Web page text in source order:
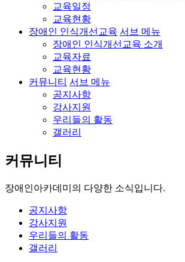
교육일정
교육현황
장애인 인식개선교육 서브 메뉴
장애인 인식개선교육 소개
교육자료
교육현황
커뮤니티 서브 메뉴
공지사항
강사지원
우리들의 활동
갤러리
커뮤니티
장애인아카데미의 다양한 소식입니다.
공지사항
강사지원
우리들의 활동
갤러리